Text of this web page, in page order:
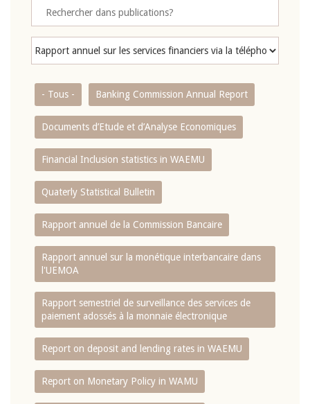
- Tous - Banking Commission Annual Report
Documents d’Etude et d’Analyse Economiques
Financial Inclusion statistics in WAEMU
Quaterly Statistical Bulletin
Rapport annuel de la Commission Bancaire
Rapport annuel sur la monétique interbancaire dans
l'UEMOA
Rapport semestriel de surveillance des services de
paiement adossés à la monnaie électronique
Report on deposit and lending rates in WAEMU
Report on Monetary Policy in WAMU